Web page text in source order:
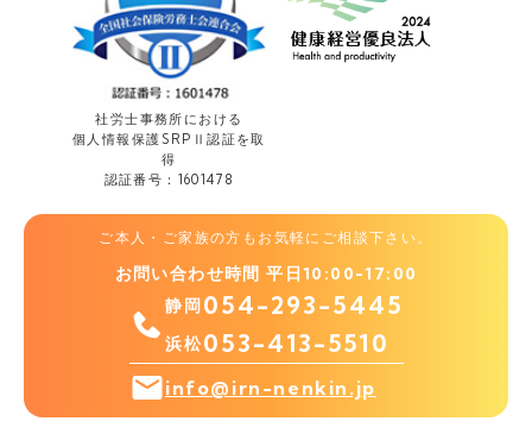
社労士事務所における
個人情報保護SRPⅡ認証を取
得
認証番号：1601478
ご本人・ご家族の方もお気軽にご相談下さい。
お問い合わせ時間 平日10:00-17:00
静岡054-293-5445
浜松053-413-5510
info@irn-nenkin.jp